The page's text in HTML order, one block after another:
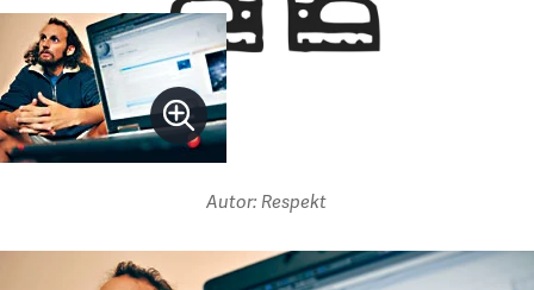
Autor: Respekt